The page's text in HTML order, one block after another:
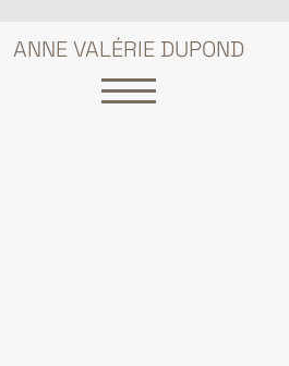
ANNE VALÉRIE DUPOND